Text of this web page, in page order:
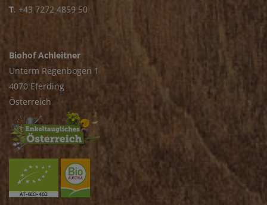
T. +43 7272 4859 50
Biohof Achleitner
Unterm Regenbogen 1
4070 Eferding
Österreich